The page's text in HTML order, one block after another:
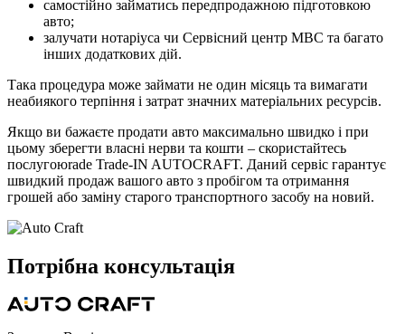
самостійно займатись передпродажною підготовкою
авто;
залучати нотаріуса чи Сервісний центр МВС та багато
інших додаткових дій.
Така процедура може займати не один місяць та вимагати
неабиякого терпіння і затрат значних матеріальних ресурсів.
Якщо ви бажаєте продати авто максимально швидко і при
цьому зберегти власні нерви та кошти – скористайтесь
послугоюrade Trade-IN AUTOCRAFT. Даний сервіс гарантує
швидкий продаж вашого авто з пробігом та отримання
грошей або заміну старого транспортного засобу на новий.
Потрібна консультація